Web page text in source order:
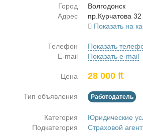
Город
Вол­го­донск
Адрес
пр.Кур­ча­то­ва 32
Показать на
Телефон
Показать
E-mail
Показать e-mail
Цена 28 000 ₶
Тип объявления Работодатель
Категория
Юридические
Подкатегория
Страховой агент